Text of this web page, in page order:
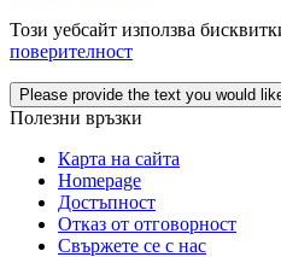
Този уебсайт използва
поверителност
Please provide the text you would
Полезни връзки
Карта на сайта
Homepage
Достъпност
Отказ от отговорност
Свържете се с нас